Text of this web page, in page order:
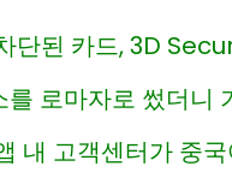
단된 카드, 3D
를 로마자로 썼더니
내 고객센터가 중